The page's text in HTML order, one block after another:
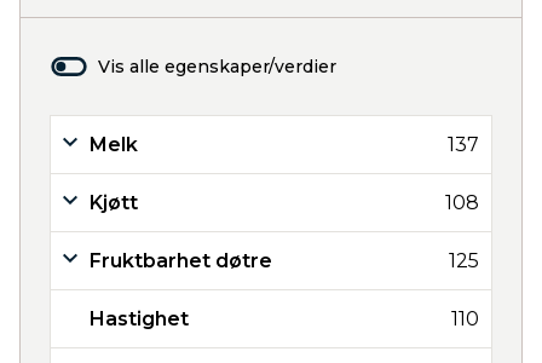
Vis alle egenskaper/verdier
Melk 137
Kjøtt 108
Fruktbarhet døtre 125
Hastighet 110